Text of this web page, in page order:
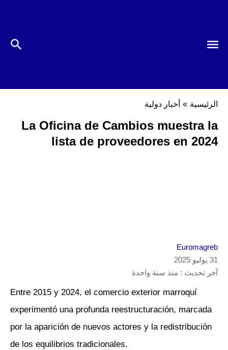
الرئيسية » أخبار دولية
La Oficina de Cambios muestra la
lista de proveedores en 2024
Euromagreb
31 يوليو 2025
آخر تحديث : منذ سنة واحدة
Entre 2015 y 2024, el comercio exterior marroquí
experimentó una profunda reestructuración, marcada
por la aparición de nuevos actores y la redistribución
de los equilibrios tradicionales.